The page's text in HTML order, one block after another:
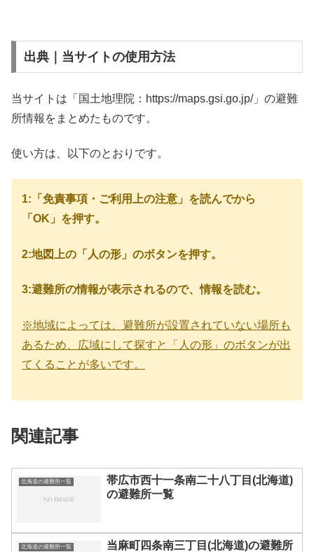
出典｜当サイトの使用方法
当サイトは「国土地理院：https://maps.gsi.go.jp/」の避難
所情報をまとめたものです。
使い方は、以下のとおりです。
1:「免責事項・ご利用上の注意」を読んでから
「OK」を押す。
2:地図上の「人の形」のボタンを押す。
3:避難所の情報が表示されるので、情報を読む。
※地域によっては、避難所が設置されていない場所も
あるため、広域にして探すと「人の形」のボタンが出
てくることが多いです。
関連記事
北海道の避難所一覧
帯広市西十一条南二十八丁目(北海道)
の避難所一覧
北海道の避難所一覧
当麻町四条南三丁目(北海道)の避難所